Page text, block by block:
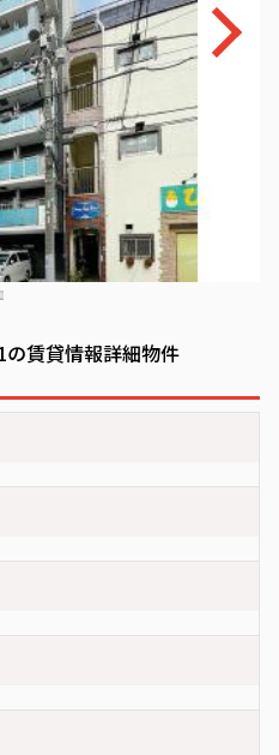
の賃貸情報詳細物件